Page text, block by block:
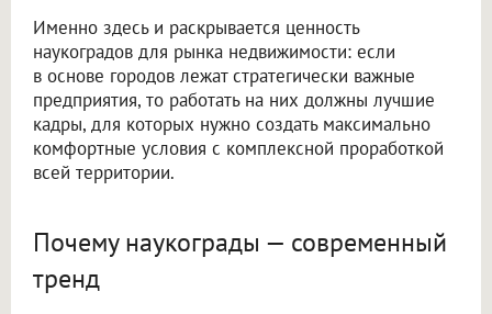
Именно здесь и раскрывается ценность
наукоградов для рынка недвижимости: если
в основе городов лежат стратегически важные
предприятия, то работать на них должны лучшие
кадры, для которых нужно создать максимально
комфортные условия с комплексной проработкой
всей территории.
Почему наукограды — современный
тренд